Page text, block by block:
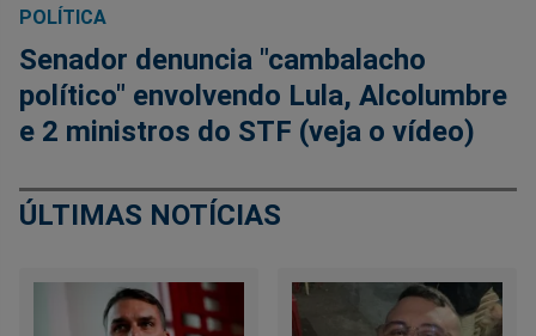
POLÍTICA
Senador denuncia "cambalacho
político" envolvendo Lula, Alcolumbre
e 2 ministros do STF (veja o vídeo)
ÚLTIMAS NOTÍCIAS